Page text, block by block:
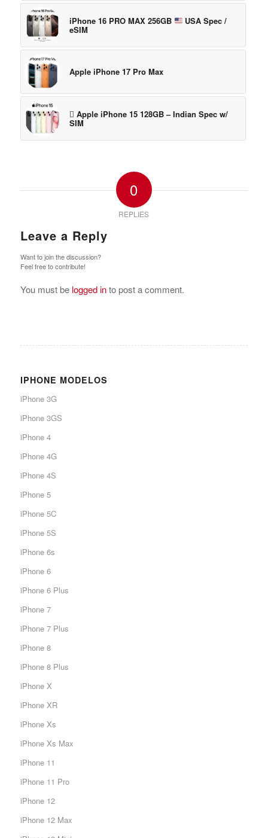
iPhone 16 PRO MAX 256GB USA Spec /
eSIM
Apple iPhone 17 Pro Max
 Apple iPhone 15 128GB – Indian Spec w/
SIM
0
REPLIES
Leave a Reply
Want to join the discussion?
Feel free to contribute!
You must be logged into post a comment.
IPHONE MODELOS
iPhone 3G
iPhone 3GS
iPhone 4
iPhone 4G
iPhone 4S
iPhone 5
iPhone 5C
iPhone 5S
iPhone 6s
iPhone 6
iPhone 6 Plus
iPhone 7
iPhone 7 Plus
iPhone 8
iPhone 8 Plus
iPhone X
iPhone XR
iPhone Xs
iPhone Xs Max
iPhone 11
iPhone 11 Pro
iPhone 12
iPhone 12 Max